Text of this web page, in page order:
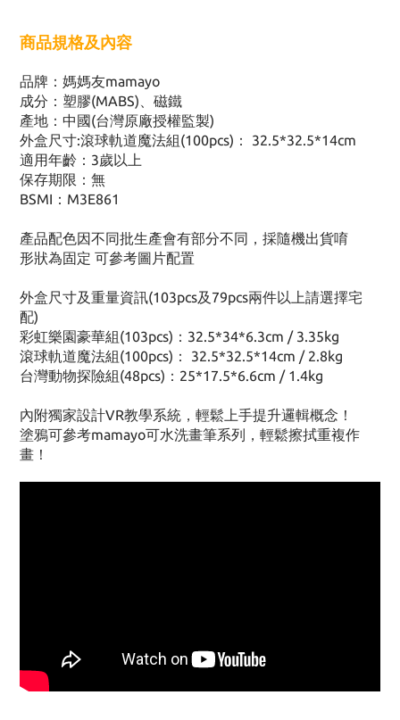
商品規格及內容
品牌：媽媽友mamayo
成分：塑膠(MABS)、磁鐵
產地：中國(台灣原廠授權監製)
外盒尺寸:滾球軌道魔法組(100pcs)： 32.5*32.5*14cm
適用年齡：3歲以上
保存期限：無
BSMI：M3E861
產品配色因不同批生產會有部分不同，採隨機出貨唷
形狀為固定 可參考圖片配置
外盒尺寸及重量資訊(103pcs及79pcs兩件以上請選擇宅
配)
彩虹樂園豪華組(103pcs)：32.5*34*6.3cm / 3.35kg
滾球軌道魔法組(100pcs)： 32.5*32.5*14cm / 2.8kg
台灣動物探險組(48pcs)：25*17.5*6.6cm / 1.4kg
內附獨家設計VR教學系統，輕鬆上手提升邏輯概念！
塗鴉可參考mamayo可水洗畫筆系列，輕鬆擦拭重複作
畫！